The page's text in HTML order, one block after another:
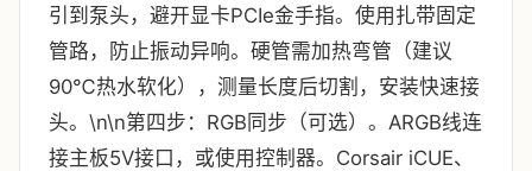
引到泵头，避开显卡PCIe金手指。使用扎带固定
管路，防止振动异响。硬管需加热弯管（建议
90℃热水软化），测量长度后切割，安装快速接
头。\n\n第四步：RGB同步（可选）。ARGB线连
接主板5V接口，或使用控制器。Corsair iCUE、